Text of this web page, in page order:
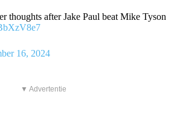
thoughts after Jake Paul beat Mike Tyson
16, 2024
▼ Advertentie